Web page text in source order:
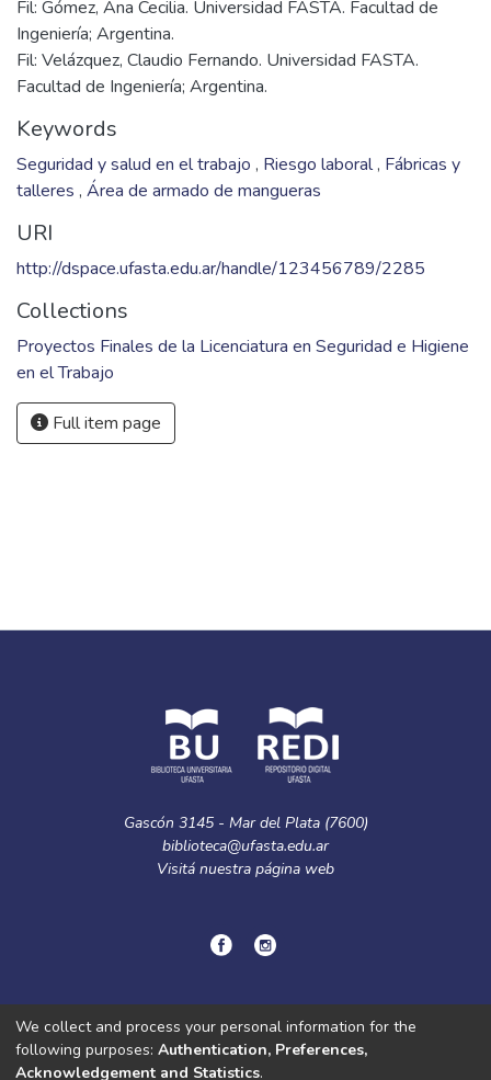
centro de operaciones. Asimismo, continuaremos brindando
un servicio excepcional a nuestros clientes, manteniendo
nuestra reputación como una empresa confiable y
comprometida con la satisfacción de quienes confían en
Fil: Gómez, Ana Cecilia. Universidad FASTA. Facultad de
Ingeniería; Argentina.
Fil: Velázquez, Claudio Fernando. Universidad FASTA.
talleres,Área de armado de mangueras
URI
http://dspace.ufasta.edu.ar/handle/123456789/2285
Gascón 3145 - Mar del Plata (7600)
biblioteca@ufasta.edu.ar
Visitá nuestra página web
© Copyright2024.Política de privacidad.
We collect and process your personal information for the
following purposes: Authentication, Preferences,
Acknowledgement and Statistics.